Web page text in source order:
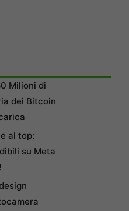
Milioni di
dei Bitcoin
al top:
su Meta